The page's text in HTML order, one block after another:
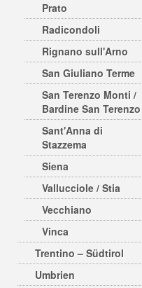
Prato
Radicondoli
Rignano sull'Arno
San Giuliano Terme
San Terenzo Monti /
Bardine San Terenzo
Sant'Anna di
Stazzema
Siena
Vallucciole / Stia
Vecchiano
Vinca
Trentino – Südtirol
Umbrien